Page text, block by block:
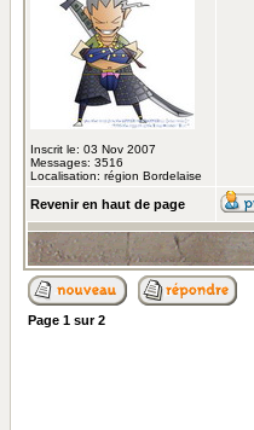
Inscrit le: 03 Nov 2007
Messages: 3516
Localisation: région Bordelaise
Revenir en haut de page
Page 1 sur2